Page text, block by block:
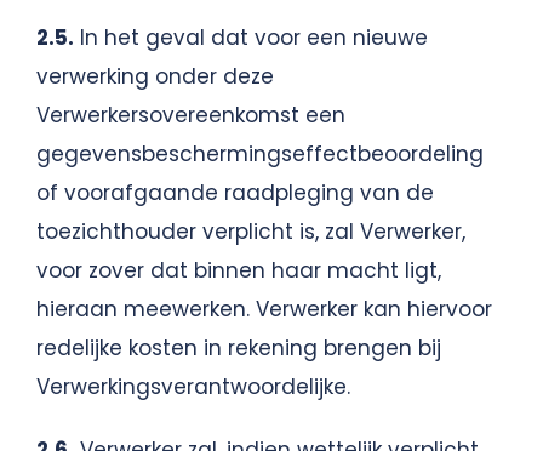
2.5. In het geval dat voor een nieuwe
verwerking onder deze
Verwerkersovereenkomst een
gegevensbeschermingseffectbeoordeling
of voorafgaande raadpleging van de
toezichthouder verplicht is, zal Verwerker,
voor zover dat binnen haar macht ligt,
hieraan meewerken. Verwerker kan hiervoor
redelijke kosten in rekening brengen bij
Verwerkingsverantwoordelijke.